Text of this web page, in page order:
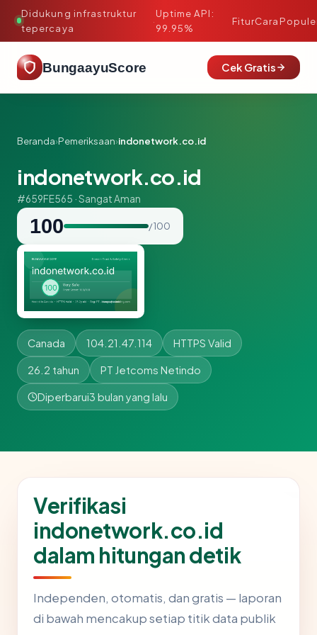
Didukung infrastruktur
tepercaya
·
Uptime API:
99.95%
FiturCara
BungaayuScore Cek Gratis
Beranda›Pemeriksaan›indonetwork.co.id
indonetwork.co.id
#659FE565 · Sangat Aman
100 / 100
Canada 104.21.47.114 HTTPS Valid
26.2 tahun PT Jetcoms Netindo
Diperbarui3 bulan yang lalu
Verifikasi
indonetwork.co.id
dalam hitungan detik
Independen, otomatis, dan gratis — laporan
di bawah mencakup setiap titik data publik